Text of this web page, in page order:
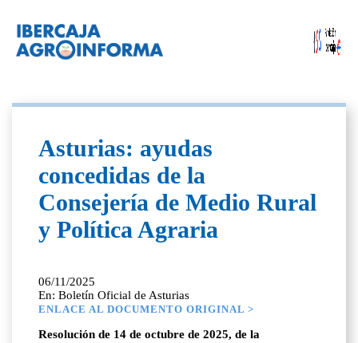
Asturias: ayudas
concedidas de la
Consejería de Medio Rural
y Política Agraria
06/11/2025
En: Boletín Oficial de Asturias
ENLACE AL DOCUMENTO ORIGINAL >
Resolución de 14 de octubre de 2025, de la